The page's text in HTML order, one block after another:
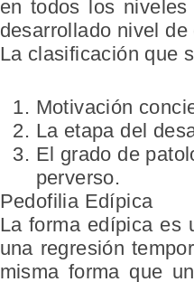
en todos los
desarrollado nivel de
La clasificación que
Motivación
La etapa del
El grado de
perverso.
Pedofilia Edípica
La forma edípica es
una regresión
misma forma que